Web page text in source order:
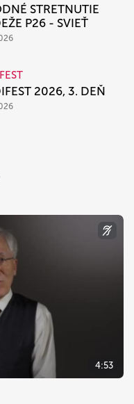
STRETNUTIE
P26 - SVIEŤ
2026, 3. DEŇ
4:53